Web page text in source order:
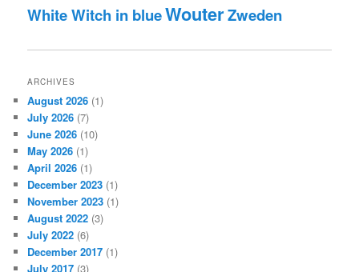
White Witch in blueWouterZweden
ARCHIVES
August 2026 (1)
July 2026 (7)
June 2026 (10)
May 2026 (1)
April 2026 (1)
December 2023 (1)
November 2023 (1)
August 2022 (3)
July 2022 (6)
December 2017 (1)
July 2017 (3)